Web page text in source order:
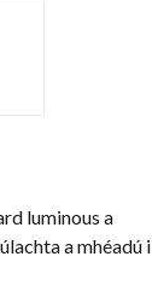
luminous a
a mhéadú i